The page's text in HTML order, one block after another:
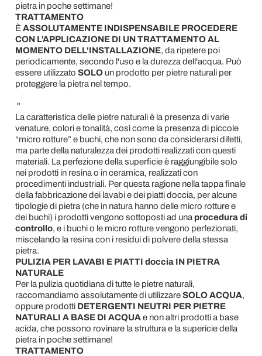
pietra in poche settimane!
TRATTAMENTO
ÈASSOLUTAMENTE INDISPENSABILE PROCEDERE
CON L'APPLICAZIONE DI UN TRATTAMENTO AL
MOMENTO DELL'INSTALLAZIONE, da ripetere poi
periodicamente, secondo l'uso e la durezza dell'acqua. Può
essere utilizzato SOLOun prodotto per pietre naturali per
proteggere la pietra nel tempo.
"
La caratteristica delle pietre naturali è la presenza di varie
venature, colori e tonalità, così come la presenza di piccole
“micro rotture” e buchi, che non sono da considerarsi difetti,
ma parte della naturalezza dei prodotti realizzati con questi
materiali. La perfezione della superficie è raggiungibile solo
nei prodotti in resina o in ceramica, realizzati con
procedimenti industriali. Per questa ragione nella tappa finale
della fabbricazione dei lavabi e dei piatti doccia, per alcune
tipologie di pietra (che in natura hanno delle micro rotture e
dei buchi) i prodotti vengono sottoposti ad una procedura di
controllo, e i buchi o le micro rotture vengono perfezionati,
miscelando la resina con i residui di polvere della stessa
pietra.
PULIZIA PER LAVABI E PIATTI doccia IN PIETRA
NATURALE
Per la pulizia quotidiana di tutte le pietre naturali,
raccomandiamo assolutamente di utilizzareSOLO ACQUA,
oppure prodotti DETERGENTI NEUTRI PER PIETRE
NATURALI A BASE DI ACQUAe non altri prodotti a base
acida, che possono rovinare la struttura e la supericie della
pietra in poche settimane!
TRATTAMENTO